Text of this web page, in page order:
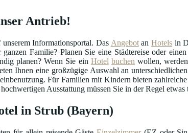
Antrieb!
Informationsportal. Das AngebotanHotels in
Familie? Planen Sie eine Städtereise oder
planen? Wenn Sie ein Hotel buchen wollen,
Ihnen eine großzügige Auswahl an
Für Familien mit Kindern bieten zahlreiche
Ausstattung müssen Sie in der Regel
in Strub (Bayern)